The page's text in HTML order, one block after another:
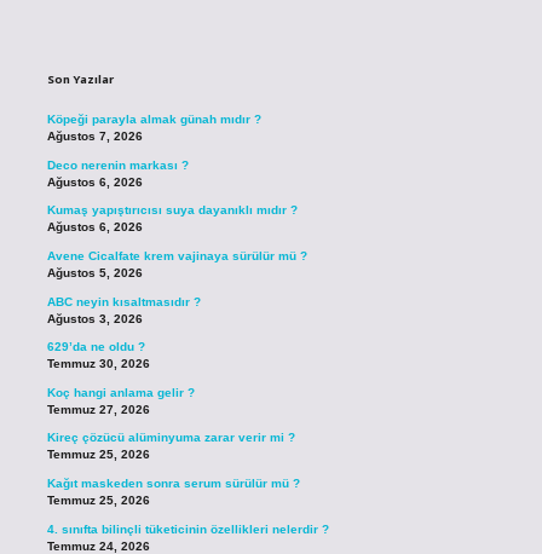
Son Yazılar
Köpeği parayla almak günah mıdır ?
Ağustos 7, 2026
Deco nerenin markası ?
Ağustos 6, 2026
Kumaş yapıştırıcısı suya dayanıklı mıdır ?
Ağustos 6, 2026
Avene Cicalfate krem vajinaya sürülür mü ?
Ağustos 5, 2026
ABC neyin kısaltmasıdır ?
Ağustos 3, 2026
629’da ne oldu ?
Temmuz 30, 2026
Koç hangi anlama gelir ?
Temmuz 27, 2026
Kireç çözücü alüminyuma zarar verir mi ?
Temmuz 25, 2026
Kağıt maskeden sonra serum sürülür mü ?
Temmuz 25, 2026
4. sınıfta bilinçli tüketicinin özellikleri nelerdir ?
Temmuz 24, 2026